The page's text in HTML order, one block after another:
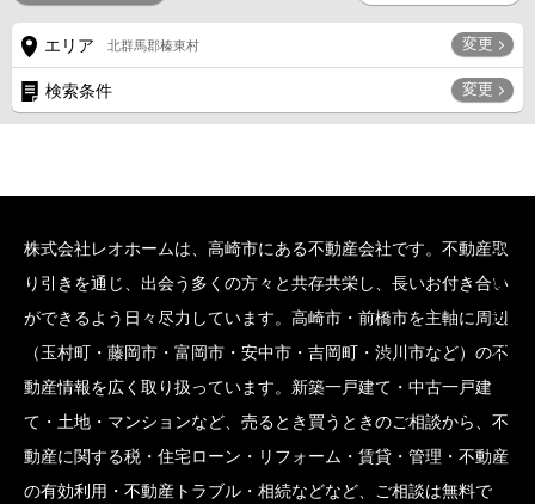
エリア 北群馬郡榛東村 変更
検索条件 変更
株式会社レオホームは、高崎市にある不動産会社です。不動産取
り引きを通じ、出会う多くの方々と共存共栄し、長いお付き合い
ができるよう日々尽力しています。高崎市・前橋市を主軸に周辺
（玉村町・藤岡市・富岡市・安中市・吉岡町・渋川市など）の不
動産情報を広く取り扱っています。新築一戸建て・中古一戸建
て・土地・マンションなど、売るとき買うときのご相談から、不
動産に関する税・住宅ローン・リフォーム・賃貸・管理・不動産
の有効利用・不動産トラブル・相続などなど、ご相談は無料で
SCROLL BOTTOM